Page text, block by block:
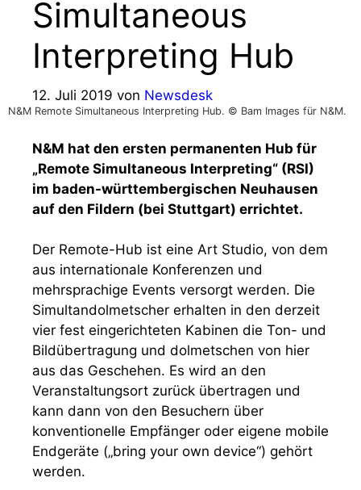
Simultaneous
Interpreting Hub
12. Juli 2019 von Newsdesk
N&M Remote Simultaneous Interpreting Hub. © Bam Images für N&M.
N&M hat den ersten permanenten Hub für
„Remote Simultaneous Interpreting“ (RSI)
im baden-württembergischen Neuhausen
auf den Fildern (bei Stuttgart) errichtet.
Der Remote-Hub ist eine Art Studio, von dem
aus internationale Konferenzen und
mehrsprachige Events versorgt werden. Die
Simultandolmetscher erhalten in den derzeit
vier fest eingerichteten Kabinen die Ton- und
Bildübertragung und dolmetschen von hier
aus das Geschehen. Es wird an den
Veranstaltungsort zurück übertragen und
kann dann von den Besuchern über
konventionelle Empfänger oder eigene mobile
Endgeräte („bring your own device“) gehört
werden.